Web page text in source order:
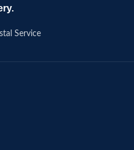
Service